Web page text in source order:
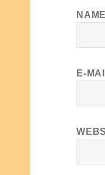
NAME
E-